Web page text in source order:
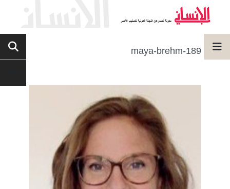
maya-brehm-189